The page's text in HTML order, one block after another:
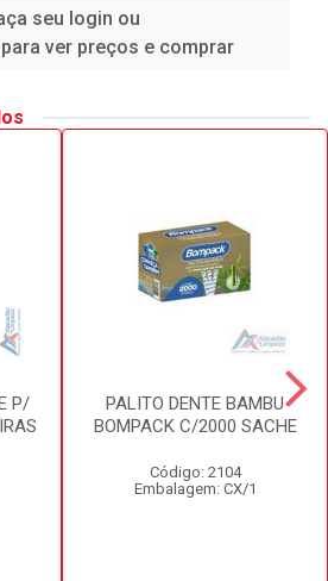
seu login ou
ver preços e comprar
P/
PALITO DENTE BAMBU
BOMPACK C/2000 SACHE
Código: 2104
Embalagem: CX/1